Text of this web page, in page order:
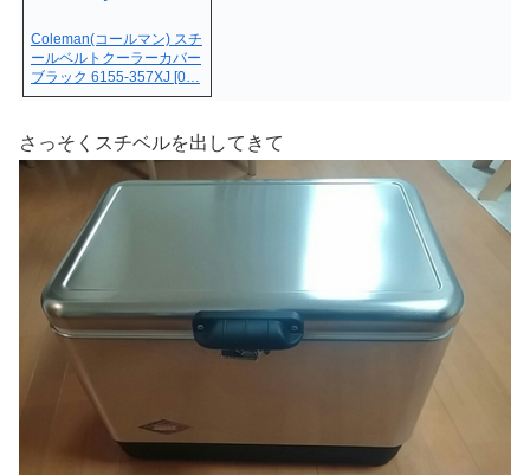
Coleman(コールマン) スチ
ールベルトクーラーカバー
ブラック 6155-357XJ [0…
さっそくスチベルを出してきて